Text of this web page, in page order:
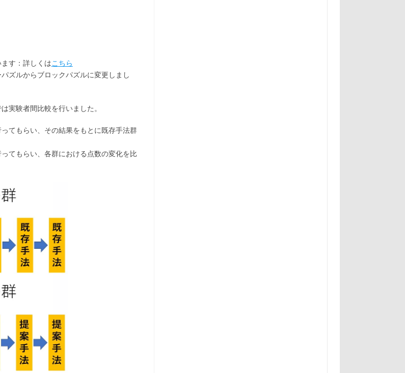
す：詳しくはこちら
ズルからブロックパズルに変更しまし
実験者間比較を行いました。
てもらい、その結果をもとに既存手法群
てもらい、各群における点数の変化を比